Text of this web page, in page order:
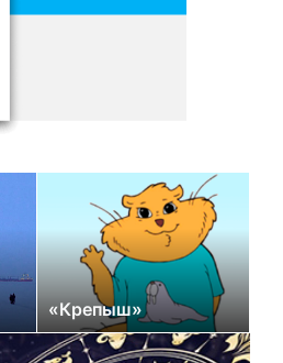
«Крепыш»